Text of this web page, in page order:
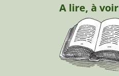
A lire, à voir